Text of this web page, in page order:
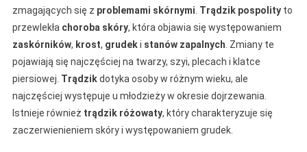
zmagających się z problemami skórnymi Trądzik pospolityto
przewlekła choroba skóry, która objawia się występowaniem
zaskórników, krost, grudeki stanów zapalnych . Zmiany te
pojawiają się najczęściej na twarzy, szyi, plecach i klatce
piersiowej. Trądzikdotyka osoby w różnym wieku, ale
najczęściej występuje u młodzieży w okresie dojrzewania.
Istnieje również trądzik różowaty, który charakteryzuje się
zaczerwienieniem skóry i występowaniem grudek.